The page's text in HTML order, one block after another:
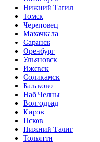
Нижний Тагил
Томск
Череповец
Махачкала
Саранск
Оренбург
Ульяновск
Ижевск
Соликамск
Балаково
Наб.Челны
Волгодрад
Киров
Псков
Нижний Талиг
Тольятти